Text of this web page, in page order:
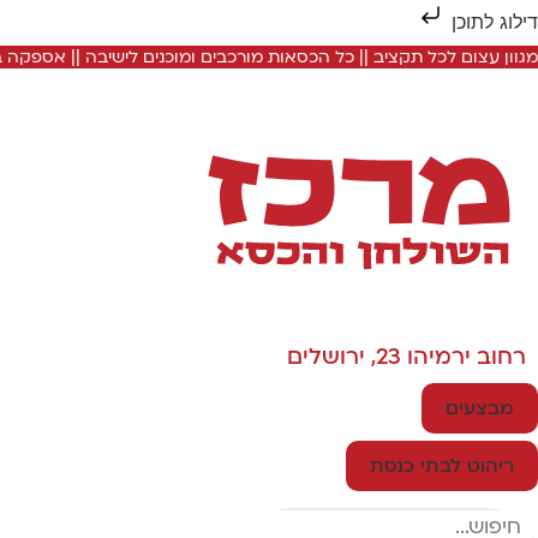
דילוג לתוכן
מגוון עצום לכל תקציב || כל הכסאות מורכבים ומוכנים לישיבה ||
רחוב ירמיהו 23, ירושלים
מבצעים
ריהוט לבתי כנסת
Search